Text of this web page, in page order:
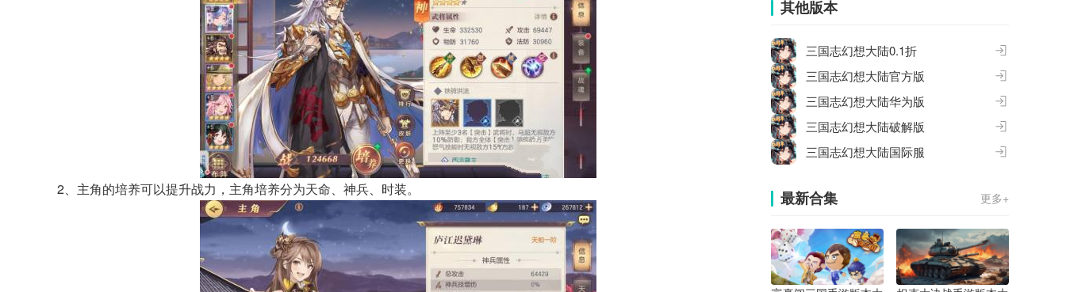
2、主角的培养可以提升战力，主角培养分为天命、神兵、时装。
其他版本
三国志幻想大陆0.1折
三国志幻想大陆官方版
三国志幻想大陆华为版
三国志幻想大陆破解版
三国志幻想大陆国际服
最新合集 更多+